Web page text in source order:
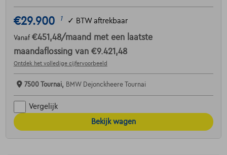
€29.900 1 ✓ BTW aftrekbaar
Vanaf €451,48/maand met een laatste
maandaflossing van €9.421,48
Ontdek het volledige cijfervoorbeeld
7500 Tournai, BMW Dejonckheere Tournai
Vergelijk
Bekijk wagen